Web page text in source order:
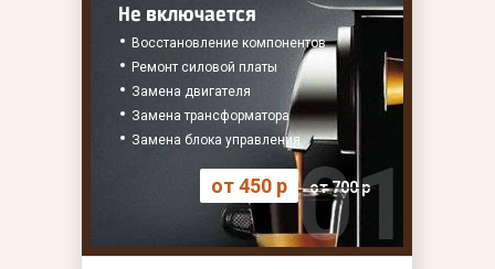
Не включается
Восстановление компонентов
Ремонт силовой платы
Замена двигателя
Замена трансформатора
Замена блока управления
от 450 р от 700 р